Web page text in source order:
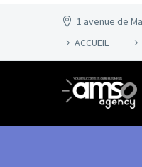
1 avenue de
ACCUEIL